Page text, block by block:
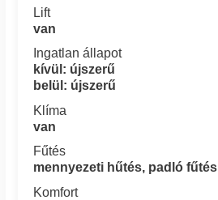
Lift
van
Ingatlan állapot
kívül: újszerű
belül: újszerű
Klíma
van
Fűtés
mennyezeti hűtés, padló fűtés
Komfort